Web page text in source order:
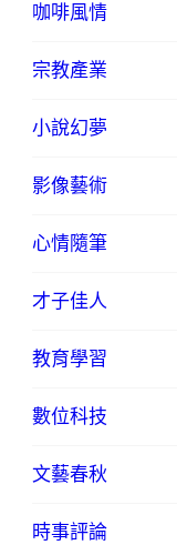
咖啡風情
宗教產業
小說幻夢
影像藝術
心情隨筆
才子佳人
教育學習
數位科技
文藝春秋
時事評論